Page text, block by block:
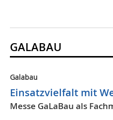
GALABAU
Galabau
Einsatzvielfalt mit
Messe GaLaBau als